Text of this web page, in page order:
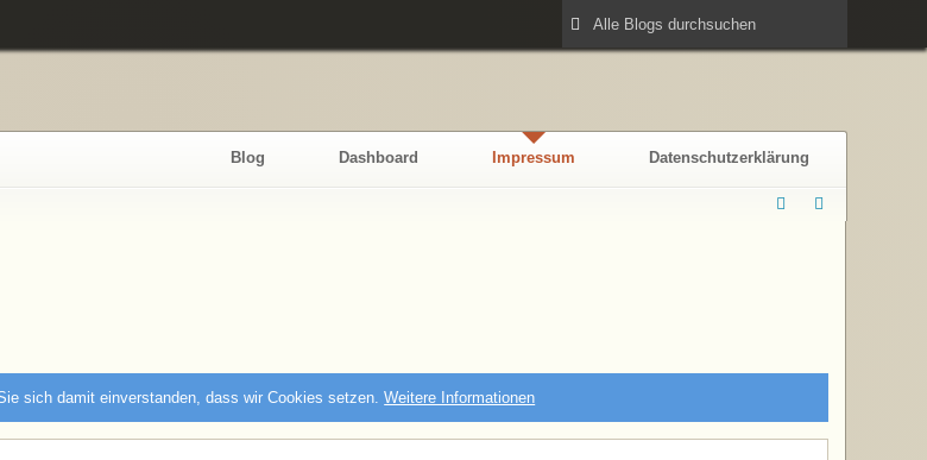
Blog Dashboard Impressum Datenschutzerklärung
sich damit einverstanden, dass wir Cookies setzen.Weitere Informationen